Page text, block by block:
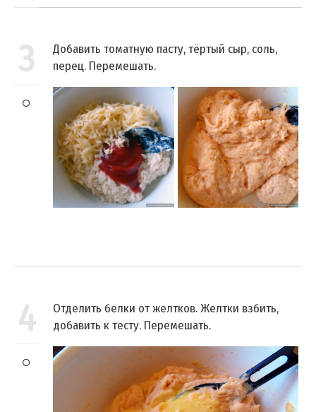
3
Добавить томатную пасту, тёртый сыр, соль,
перец. Перемешать.
4
Отделить белки от желтков. Желтки взбить,
добавить к тесту. Перемешать.